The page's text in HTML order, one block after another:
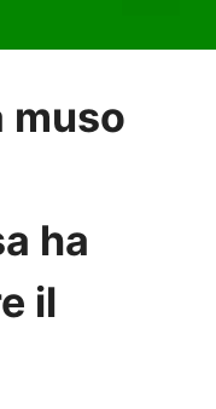
muso
ha
il